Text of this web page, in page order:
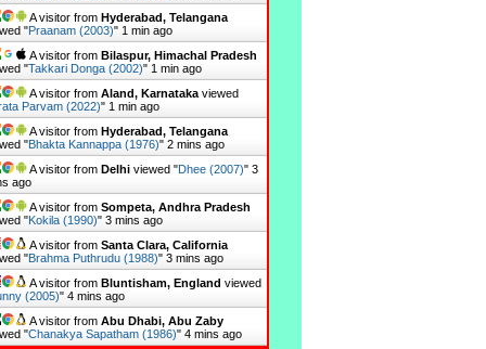
A visitor from Hyderabad, Telangana
"Praanam (2003)" 1 min ago
A visitor from Bilaspur, Himachal Pradesh
"Takkari Donga (2002)" 1 min ago
A visitor from Aland, Karnatakaviewed
Parvam (2022)" 1 min ago
A visitor from Hyderabad, Telangana
"Bhakta Kannappa (1976)" 2 mins ago
A visitor from Delhiviewed "Dhee (2007)" 3
ago
A visitor from Sompeta, Andhra Pradesh
"Kokila (1990)" 3 mins ago
A visitor from Santa Clara, California
"Brahma Puthrudu (1988)" 3 mins ago
A visitor from Bluntisham, England viewed
(2005)" 4 mins ago
A visitor from Abu Dhabi, Abu Zaby
"Chanakya Sapatham (1986)" 4 mins ago